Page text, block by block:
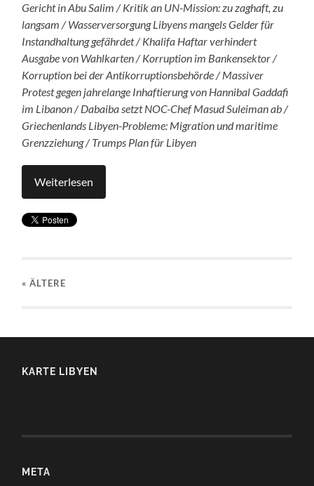
Gericht in Abu Salim / Kritik an UN-Mission: zu zaghaft, zu
langsam / Wasserversorgung Libyens mangels Gelder für
Instandhaltung gefährdet / Khalifa Haftar verhindert
Ausgabe von Wahlkarten / Korruption im Bankensektor /
Korruption bei der Antikorruptionsbehörde / Massiver
Protest gegen jahrelange Inhaftierung von Hannibal Gaddafi
im Libanon / Dabaiba setzt NOC-Chef Masud Suleiman ab /
Griechenlands Libyen-Probleme: Migration und maritime
Grenzziehung / Trumps Plan für Libyen
Weiterlesen
« ÄLTERE
KARTE LIBYEN
META